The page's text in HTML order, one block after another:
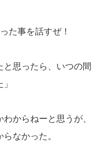
事を話すぜ！
と思ったら、いつの間
からねーと思うが、
なかった。